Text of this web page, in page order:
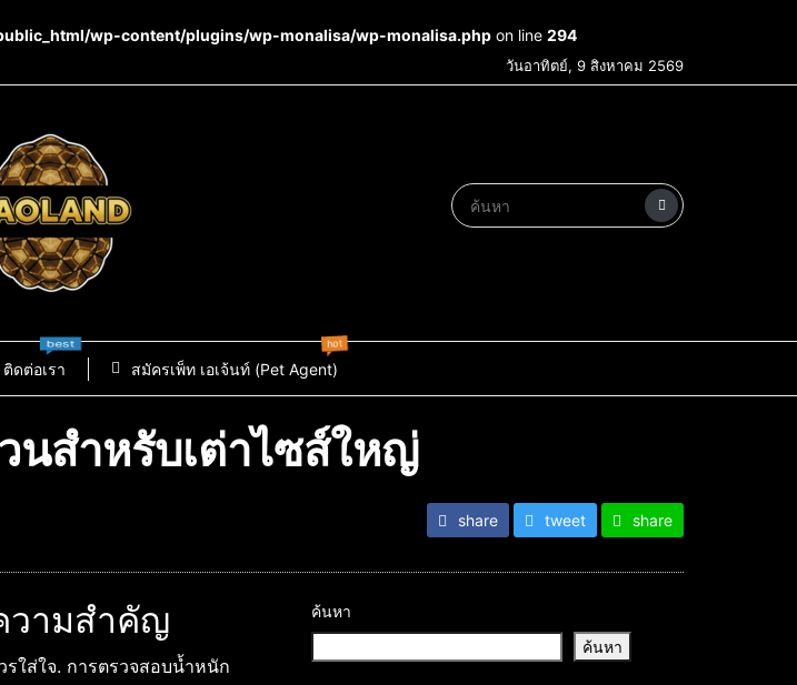
wp-content/plugins/wp-monalisa/wp-monalisa.php on line 294
วันอาทิตย์, 9 สิงหาคม 2569
ติดต่อเรา
best
สมัครเพ็ท เอเจ้นท์ (Pet Agent)
hot
นสำหรับเต่าไซส์ใหญ่
share tweet share
วามสำคัญ
ใส่ใจ. การตรวจสอบน้ำหนัก
ค้นหา
ค้นหา